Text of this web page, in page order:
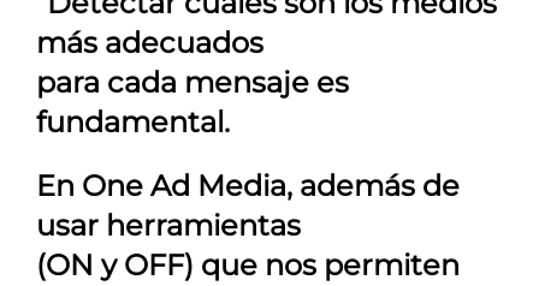
más adecuados
para cada mensaje es
fundamental.
En One Ad Media, además de
usar herramientas
(ON y OFF) que nos permiten